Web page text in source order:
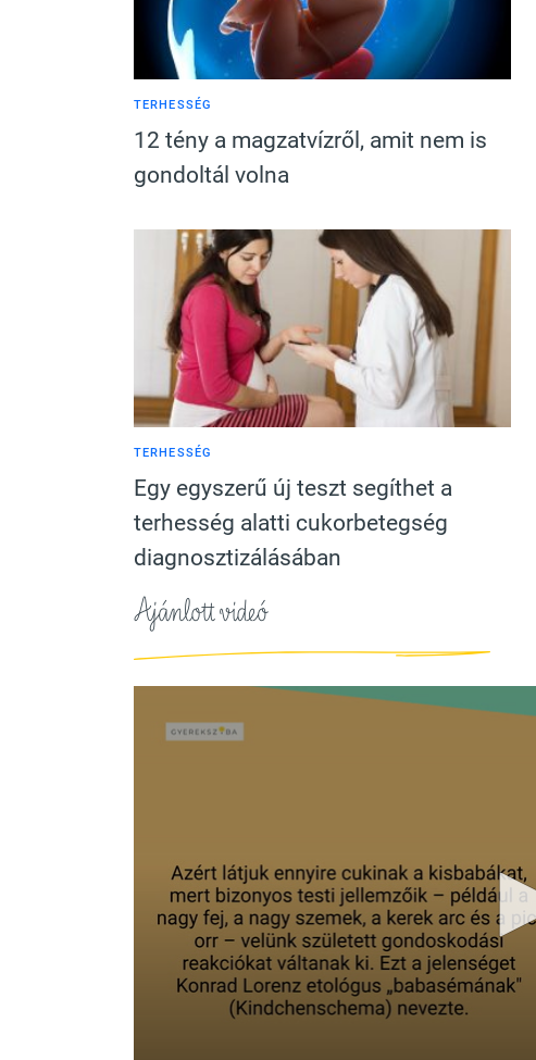
TERHESSÉG
12 tény a magzatvízről, amit nem is
gondoltál volna
TERHESSÉG
Egy egyszerű új teszt segíthet a
terhesség alatti cukorbetegség
diagnosztizálásában
Ajánlott videó